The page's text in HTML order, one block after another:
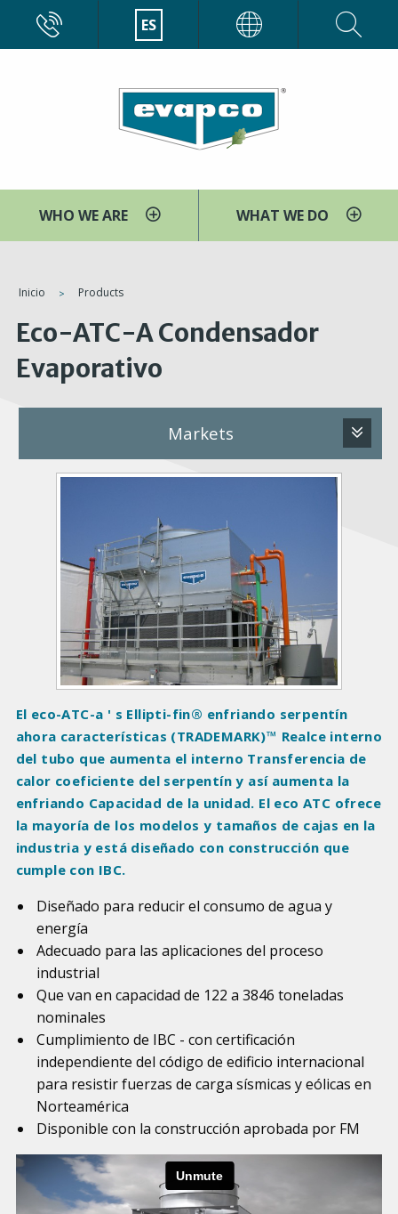
contenido
ES
WHO WE ARE WHAT WE DO
You
are
here
Inicio Products
Eco-ATC-A Condensador
Evaporativo
Markets
e
s
El eco-ATC-a ' s Ellipti-fin® enfriando serpentín
ahora características (TRADEMARK)™ Realce interno
del tubo que aumenta el interno Transferencia de
calor coeficiente del serpentín y así aumenta la
enfriando Capacidad de la unidad. El eco ATC ofrece
la mayoría de los modelos y tamaños de cajas en la
industria y está diseñado con construcción que
cumple con IBC.
Diseñado para reducir el consumo de agua y
energía
Adecuado para las aplicaciones del proceso
industrial
Que van en capacidad de 122 a 3846 toneladas
nominales
Cumplimiento de IBC - con certificación
independiente del código de edificio internacional
para resistir fuerzas de carga sísmicas y eólicas en
Norteamérica
Disponible con la construcción aprobada por FM